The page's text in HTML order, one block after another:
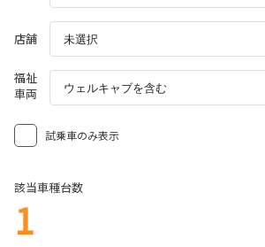
店舗
福祉
車両
試乗車のみ表示
該当車種台数
1